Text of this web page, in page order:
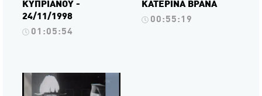
ΚΥΠΡΙΑΝΟΥ -
24/11/1998
01:05:54
ΚΑΤΕΡΙΝΑ ΒΡΑΝΑ
00:55:19